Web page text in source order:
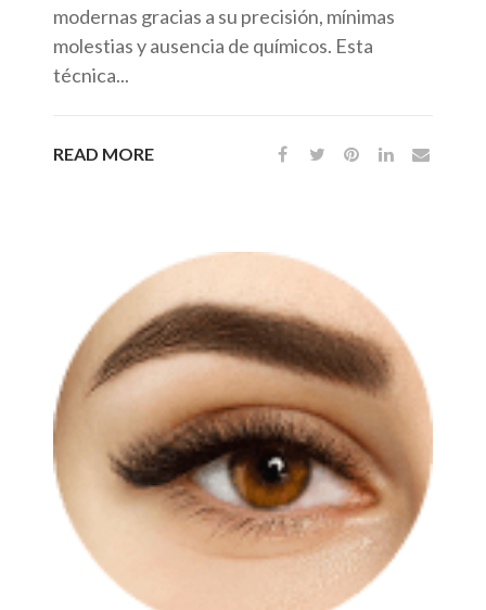
modernas gracias a su precisión, mínimas
molestias y ausencia de químicos. Esta
técnica...
READ MORE